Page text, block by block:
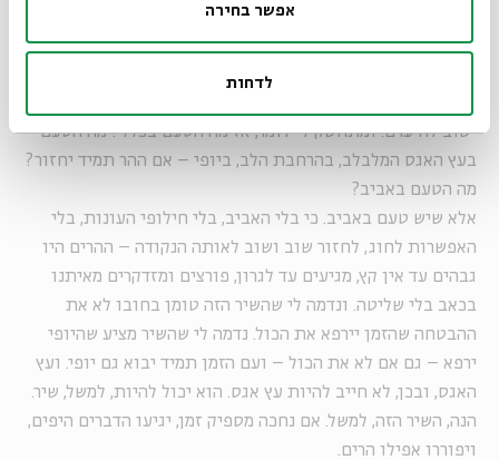
אפשר בחירה
לדחות
וההר על הלב. כשהייתי נערה באמת האמנתי שיבוא יום שההר על
הלב יתפורר – ואיננו. שיום אחד ההר באמת ייעלם וזהו. רחל לא
ממשיכה לספר שההר גם יחזור, שהדבר הזה, בחזה, שהוא לא כאב
ישוב להיערם. ומתחשק לי לומר, אז מה הטעם בכלל? מה הטעם
בעץ האגס המלבלב, בהרחבת הלב, ביופי – אם ההר תמיד יחזור?
מה הטעם באביב?
אלא שיש טעם באביב. כי בלי האביב, בלי חילופי העונות, בלי
האפשרות לחוג, לחזור שוב ושוב לאותה הנקודה – ההרים היו
גבהים עד אין קץ, מגיעים עד לגרון, פורצים ומזדקרים מאיתנו
בכאב בלי שליטה. ונדמה לי שהשיר הזה טומן בחובו לא את
ההבטחה שהזמן יירפא את הכול. נדמה לי שהשיר מציע שהיופי
ירפא – גם אם לא את הכול – ועם הזמן תמיד יבוא גם יופי. ועץ
האגס, ובכן, לא חייב להיות עץ אגס. הוא יכול להיות, למשל, שיר.
הנה, השיר הזה, למשל. אם נחכה מספיק זמן, יגיעו הדברים היפים,
ויפוררו אפילו הרים.